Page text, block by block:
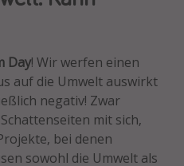
Day! Wir werfen einen
auf die Umwelt auswirkt
negativ! Zwar
mit sich,
bei denen
sowohl die Umwelt als